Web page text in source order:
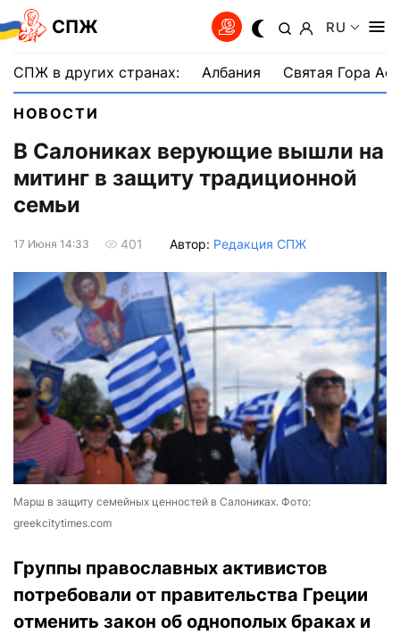
СПЖ RU
СПЖ в других странах: Албания Святая Гора
НОВОСТИ
В Салониках верующие вышли на
митинг в защиту традиционной
семьи
17 Июня 14:33 401 Автор: Редакция СПЖ
Марш в защиту семейных ценностей в Салониках. Фото:
greekcitytimes.com
Группы православных активистов
потребовали от правительства Греции
отменить закон об однополых браках и